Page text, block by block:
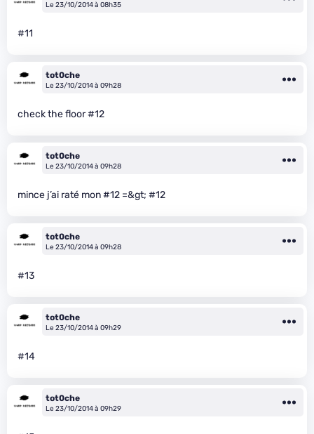
Le 23/10/2014 à 08h35
#11
tot0che
Le 23/10/2014 à 09h28
check the floor #12
tot0che
Le 23/10/2014 à 09h28
mince j’ai raté mon #12 =&gt; #12
tot0che
Le 23/10/2014 à 09h28
#13
tot0che
Le 23/10/2014 à 09h29
#14
tot0che
Le 23/10/2014 à 09h29